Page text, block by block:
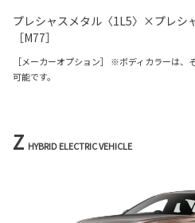
プレシャスメタル〈1L5〉×プレシ
［M77］
［メーカーオプション］ ※ボディカラーは
可能です。
Z HYBRID ELECTRIC VEHICLE